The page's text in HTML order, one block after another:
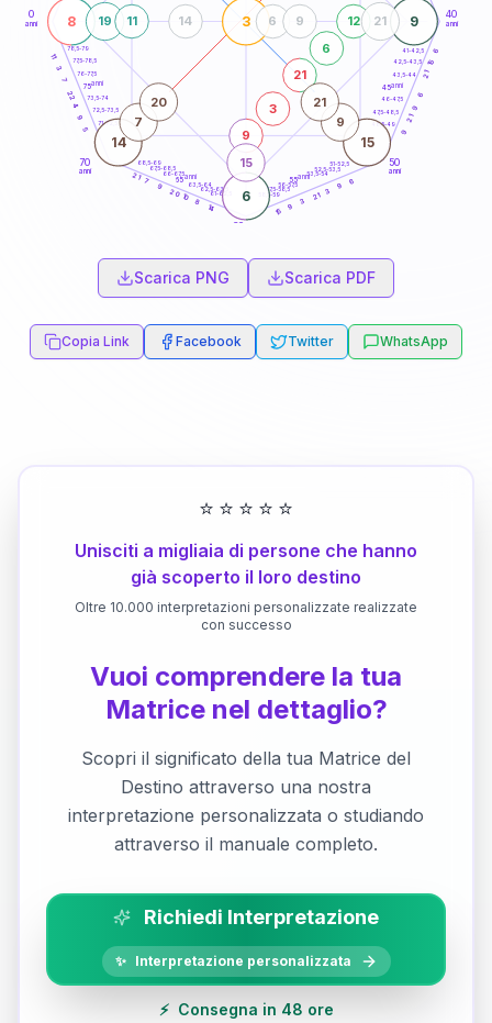
0
anni
40
anni
50
anni
60
70
anni
41-42,5
42,5-43,5
43,5-44
46-47,5
47,5-48,5
48,5-49
51-52,5
52,5-53,5
53,5-54
56-57,5
57,5-58,5
58,5-59
61-62,5
62,5-63,5
63,5-64
66-67,5
67,5-68,5
68,5-69
71-72,5
72,5-73,5
73,5-74
76-77,5
77,5-78,5
78,5-79 6
15
21
6
9
21
9
6
9
3
21
3
9
15
14
8
10
20
9
7
21
5
9
4
22
7
3
11
8 9
6
3
14 15
9
3
21
6
12
19 21
15
11 6 9
14
7
20
9
21
45anni
55anni
65anni
75anni
Scarica PNG Scarica PDF
Copia Link Facebook Twitter WhatsApp
⭐ ⭐ ⭐ ⭐ ⭐
Unisciti a migliaia di persone che hanno
già scoperto il loro destino
Oltre 10.000 interpretazioni personalizzate realizzate
con successo
Vuoi comprendere la tua
Matrice nel dettaglio?
Scopri il significato della tua Matrice del
Destino attraverso una nostra
interpretazione personalizzata o studiando
attraverso il manuale completo.
Richiedi Interpretazione
✨ Interpretazione personalizzata
⚡ Consegna in 48 ore